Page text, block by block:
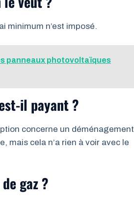
minimum n’est imposé.
panneaux photovoltaïques
il payant ?
concerne un déménagement
mais cela n’a rien à voir avec le
gaz ?